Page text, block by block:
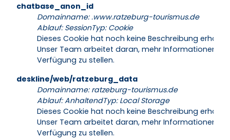
chatbase_anon_id
Domainname:.www.ratzeburg-tourismus.de
Ablauf: SessionTyp: Cookie
Dieses Cookie hat noch keine Beschreibung
Unser Team arbeitet daran, mehr Informationen zur
Verfügung zu stellen.
deskline/web/ratzeburg_data
Domainname: ratzeburg-tourismus.de
Ablauf:AnhaltendTyp: Local Storage
Dieses Cookie hat noch keine Beschreibung
Unser Team arbeitet daran, mehr Informationen zur
Verfügung zu stellen.